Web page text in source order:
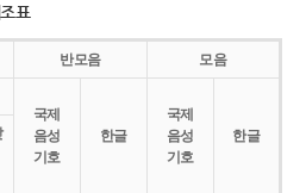
표
반모음 모음
국제
음성
기호
한글
국제
음성
기호
한글